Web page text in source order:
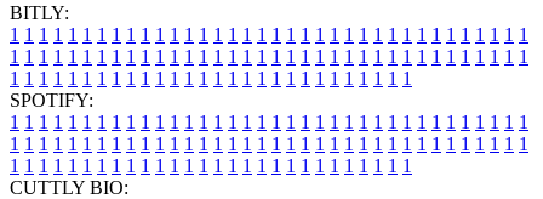
BITLY:
1 1 1 1 1 1 1 1 1 1 1 1 1 1 1 1 1 1 1 1 1 1 1 1 1 1 1 1 1 1 1 1 1 1 1 1
1 1 1 1 1 1 1 1 1 1 1 1 1 1 1 1 1 1 1 1 1 1 1 1 1 1 1 1 1 1 1 1 1 1 1 1
1 1 1 1 1 1 1 1 1 1 1 1 1 1 1 1 1 1 1 1 1 1 1 1 1 1 1 1
SPOTIFY:
1 1 1 1 1 1 1 1 1 1 1 1 1 1 1 1 1 1 1 1 1 1 1 1 1 1 1 1 1 1 1 1 1 1 1 1
1 1 1 1 1 1 1 1 1 1 1 1 1 1 1 1 1 1 1 1 1 1 1 1 1 1 1 1 1 1 1 1 1 1 1 1
1 1 1 1 1 1 1 1 1 1 1 1 1 1 1 1 1 1 1 1 1 1 1 1 1 1 1 1
CUTTLY BIO: